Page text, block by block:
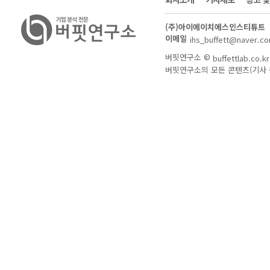
(주)아이에이치에스인스티튜트
이메일
버핏연구소 © buffettlab.co.kr
버핏연구소의 모든 콘텐츠(기